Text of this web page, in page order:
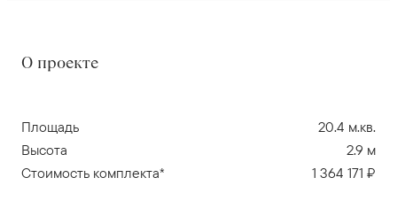
О проекте
Площадь
20.4 м.кв.
Высота
2.9 м
Стоимость комплекта*
1 364 171 ₽